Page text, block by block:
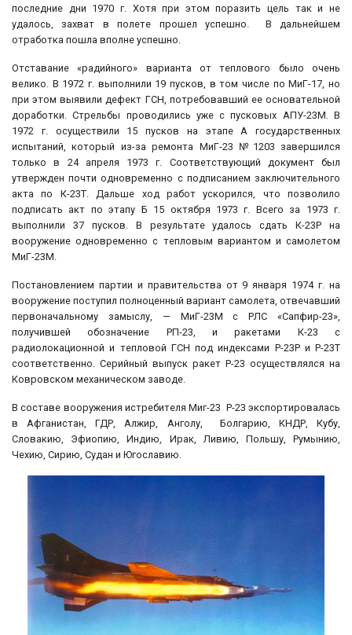
последние дни 1970 г. Хотя при этом поразить цель так и не
удалось, захват в полете прошел успешно. В дальнейшем
отработка пошла вполне успешно.
Отставание «радийного» варианта от теплового было очень
велико. В 1972 г. выполнили 19 пусков, в том числе по МиГ-17, но
при этом выявили дефект ГСН, потребовавший ее основательной
доработки. Стрельбы проводились уже с пусковых АПУ-23М. В
1972 г. осуществили 15 пусков на этапе А государственных
испытаний, который из-за ремонта МиГ-23 №1203 завершился
только в 24 апреля 1973 г. Соответствующий документ был
утвержден почти одновременно с подписанием заключительного
акта по К-23Т. Дальше ход работ ускорился, что позволило
подписать акт по этапу Б 15 октября 1973 г. Всего за 1973 г.
выполнили 37 пусков. В результате удалось сдать К-23Р на
вооружение одновременно с тепловым вариантом и самолетом
МиГ-23М.
Постановлением партии и правительства от 9 января 1974 г. на
вооружение поступил полноценный вариант самолета, отвечавший
первоначальному замыслу, — МиГ-23М с РЛС «Сапфир-23»,
получившей обозначение РП-23, и ракетами К-23 с
радиолокационной и тепловой ГСН под индексами Р-23Р и Р-23Т
соответственно. Серийный выпуск ракет Р-23 осуществлялся на
Ковровском механическом заводе.
В составе вооружения истребителя Миг-23 Р-23 экспортировалась
в Афганистан, ГДР, Алжир, Анголу, Болгарию, КНДР, Кубу,
Словакию, Эфиопию, Индию, Ирак, Ливию, Польшу, Румынию,
Чехию, Сирию, Судан и Югославию.